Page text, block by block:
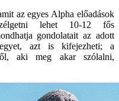
az egyes Alpha előadások
lehet 10-12 fős
gondolatait az adott
azt is kifejezheti; a
aki meg akar szólalni,